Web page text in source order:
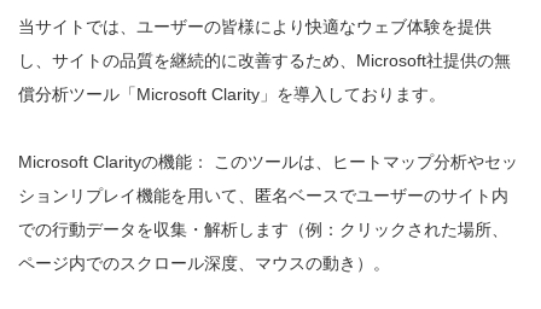
当サイトでは、ユーザーの皆様により快適なウェブ体験を提供
し、サイトの品質を継続的に改善するため、Microsoft社提供の無
償分析ツール「Microsoft Clarity」を導入しております。
Microsoft Clarityの機能： このツールは、ヒートマップ分析やセッ
ションリプレイ機能を用いて、匿名ベースでユーザーのサイト内
での行動データを収集・解析します（例：クリックされた場所、
ページ内でのスクロール深度、マウスの動き）。